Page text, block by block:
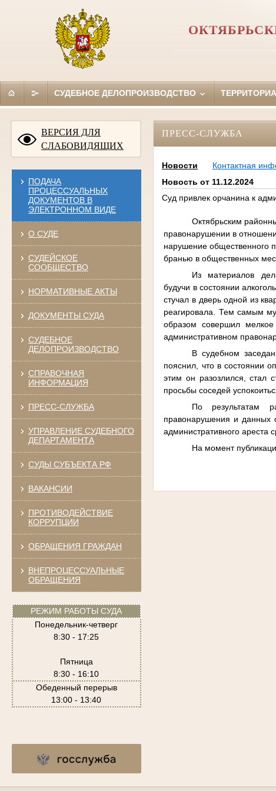
СУДЕБНОЕ ДЕЛОПРОИЗВОДСТВО
ВЕРСИЯ ДЛЯ
СЛАБОВИДЯЩИХ
ПОДАЧА
ПРОЦЕССУАЛЬНЫХ
ДОКУМЕНТОВ В
ЭЛЕКТРОННОМ ВИДЕ
О СУДЕ
СУДЕЙСКОЕ
СООБЩЕСТВО
НОРМАТИВНЫЕ АКТЫ
ДОКУМЕНТЫ СУДА
СУДЕБНОЕ
ДЕЛОПРОИЗВОДСТВО
СПРАВОЧНАЯ
ИНФОРМАЦИЯ
ПРЕСС-СЛУЖБА
УПРАВЛЕНИЕ СУДЕБНОГО
ДЕПАРТАМЕНТА
СУДЫ СУБЪЕКТА РФ
ВАКАНСИИ
ПРОТИВОДЕЙСТВИЕ
КОРРУПЦИИ
ОБРАЩЕНИЯ ГРАЖДАН
ВНЕПРОЦЕССУАЛЬНЫЕ
ОБРАЩЕНИЯ
РЕЖИМ РАБОТЫ СУДА
Понедельник-четверг
8:30 - 17:25
Пятница
8:30 - 16:10
Обеденный перерыв
13:00 - 13:40
ПРЕСС-СЛУЖБА
Новости
Контактная
Новость от 11.12.2024
Суд привлек орчанина к
Октябрьским
правонарушении в
нарушение общественного
бранью в общественных
Из
материалов
будучи в состоянии
стучал в дверь одной из
реагировала. Тем самым
образом совершил мелкое
административном
В судебном
пояснил, что в состоянии
этим он разозлился, стал
просьбы соседей
По результатам
правонарушения и данных
административного ареста
На момент